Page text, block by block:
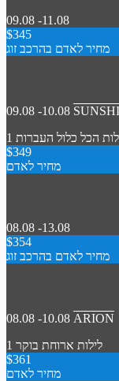
09.08 -11.08
$345
מחיר לאדם בהרכב זוג
09.08 -10.08
הכל כלול העברות
$349
מחיר לאדם
08.08 -13.08
$354
מחיר לאדם בהרכב זוג
08.08 -10.08 ARION
1 לילות ארוחת בוקר
$361
מחיר לאדם